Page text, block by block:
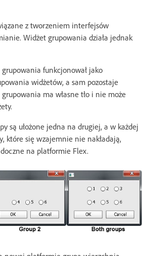
z tworzeniem interfejsów
Widżet grupowania działa jednak
funkcjonował jako
widżetów, a sam pozostaje
ma własne tło i nie może
są ułożone jedna na drugiej, a w każdej
które się wzajemnie nie nakładają,
na platformie Flex.